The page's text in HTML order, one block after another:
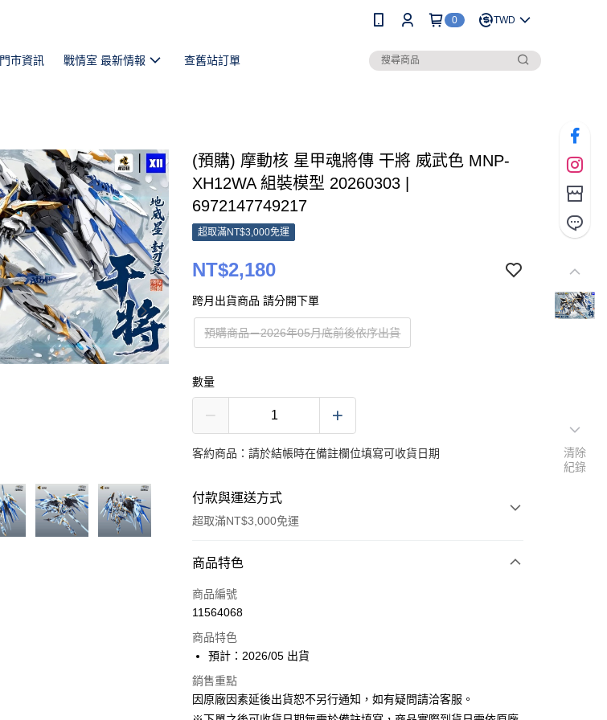
0 TWD
門市資訊 戰情室 最新情報 查舊站訂單
(預購) 摩動核 星甲魂將傳 干將 威武色 MNP-
XH12WA 組裝模型 20260303 |
6972147749217
超取滿NT$3,000免運
NT$2,180
跨月出貨商品 請分開下單
預購商品－2026年05月底前後依序出貨
數量
客約商品：請於結帳時在備註欄位填寫可收貨日期
付款與運送方式
超取滿NT$3,000免運
付款方式
信用卡一次付款
Apple Pay
ATM付款
商品特色
商品編號
11564068
商品特色
預計：2026/05 出貨
銷售重點
因原廠因素延後出貨恕不另行通知，如有疑問請洽客服。
清除
紀錄